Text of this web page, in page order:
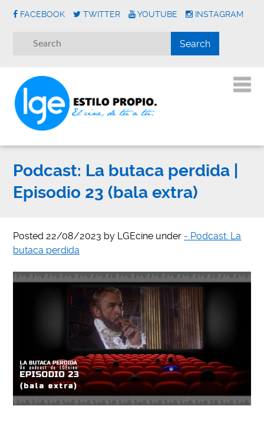
FACEBOOK TWITTER YOUTUBE INSTAGRAM
Podcast: La butaca perdida |
Episodio 23 (bala extra)
Posted22/08/2023 by LGEcine under - Podcast: La
butaca perdida